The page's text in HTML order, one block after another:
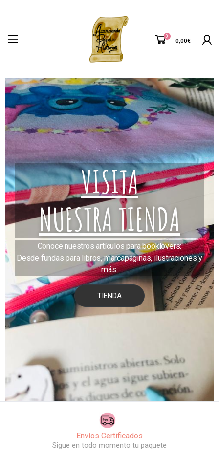
0
0,00€
VISITA
NUESTRA TIENDA
Conoce nuestros artículos para booklovers:
Desde fundas para libros, marcapáginas, ilustraciones y
más.
TIENDA
Envíos Certificados
Sigue en todo momento tu paquete